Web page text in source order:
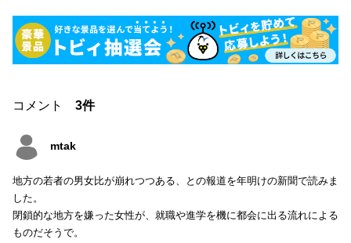
コメント 3件
mtak
地方の若者の男女比が崩れつつある、との報道を年明けの新聞で読みま
した。
閉鎖的な地方を嫌った女性が、就職や進学を機に都会に出る流れによる
ものだそうで。